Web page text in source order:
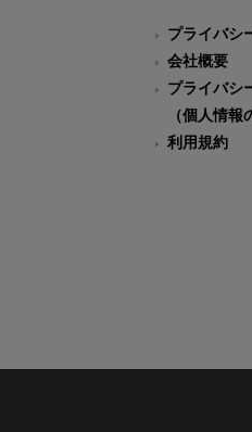
プライバシ
会社概要
プライバシ
（個人情報
利用規約